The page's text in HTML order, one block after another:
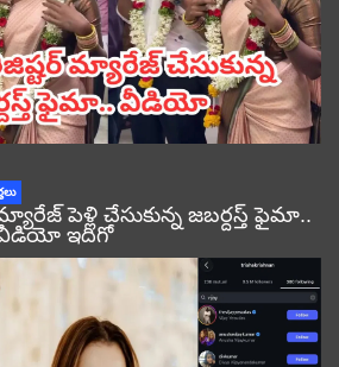
పెళ్లి చేసుకున్న జబర్దస్త్ ఫైమా..
వీడియో ఇదిగో